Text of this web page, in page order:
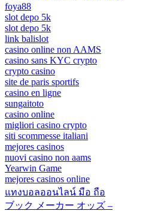
foya88
slot depo 5k
slot depo 5k
link balislot
casino online non AAMS
casino sans KYC crypto
crypto casino
site de paris sportifs
casino en ligne
sungaitoto
casino online
migliori casino crypto
siti scommesse italiani
mejores casinos
nuovi casino non aams
Yearwin Game
mejores casinos online
แทงบอลออนไลน์ มือ ถือ
ブック メーカー オッズ –